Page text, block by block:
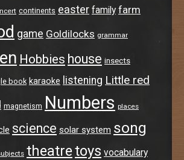
continents easter family farm
game Goldilocks grammar
Hobbies house insects
book karaoke listening Little red
magnetism Numbers places
science solar system song
theatretoys vocabulary